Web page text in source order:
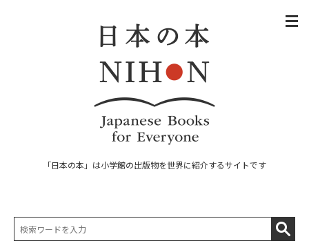
「日本の本」は小学館の出版物を世界に紹介するサイトです